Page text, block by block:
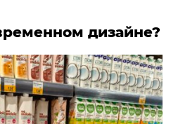
дизайне?